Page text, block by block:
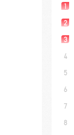
1
2
3
4
5
6
7
8